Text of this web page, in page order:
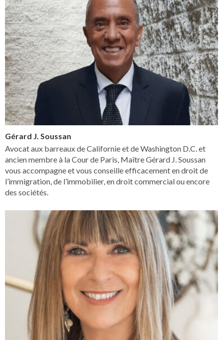
Gérard J. Soussan
Avocat aux barreaux de Californie et de Washington D.C. et
ancien membre à la Cour de Paris, Maître Gérard J. Soussan
vous accompagne et vous conseille efficacement en droit de
l’immigration, de l’immobilier, en droit commercial ou encore
des sociétés.